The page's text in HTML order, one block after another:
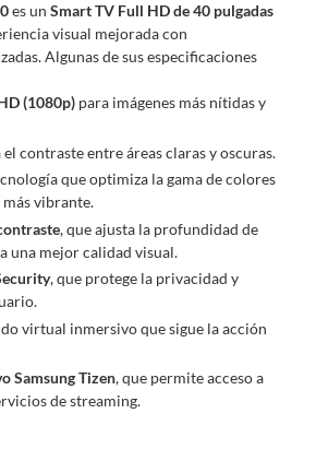
en el artículo 47 de la Ley 1480 de
3 de la Ley 2439 de 2024, el término
derecho de retracto será de cinco (5) días
la recepción del producto, adicional el
mismas condiciones de la entrega; esto es,
sellos y sin uso.
desde que recibes el producto para
en cuenta que hay productos de ciertas
devolver si cambias de opinión:
productos de ciertas categorías no se
cambias de opinión:Productos de uso
bebidas, suplementos, medicamentos,
licencias, eléctricos, electrodomésticos,
colchones, muebles y máquinas
derecho de retracto y nuestra política de
www.falabella.com.co/falabella-
es un Smart TV Full HD de 40 pulgadas
visual mejorada con
Algunas de sus especificaciones
(1080p) para imágenes más nítidas y
contraste entre áreas claras y oscuras.
que optimiza la gama de colores
más vibrante.
, que ajusta la profundidad de
una mejor calidad visual.
, que protege la privacidad y
virtual inmersivo que sigue la acción
Samsung Tizen, que permite acceso a
de streaming.